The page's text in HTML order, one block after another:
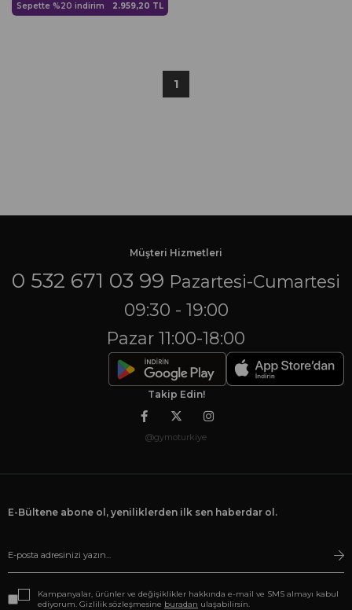
Sepette %20 indirim 2.959,20 TL
1
Müşteri Hizmetleri
0 532 671 03 99 Pazartesi-Cumartesi
09:30 - 19:00
Pazar 11:00-18:00
Takip Edin!
@gymoturkiye
E-Bültene abone ol, yeniliklerden ilk sen haberdar ol.
Kampanyalar, ürünler ve değişiklikler hakkında e-mail ve SMS almayı kabul
ediyorum. Gizlilik sözleşmesine buradan ulaşabilirsin.